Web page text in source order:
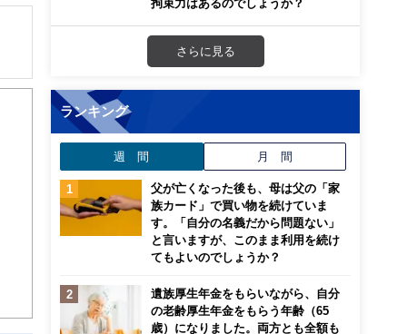
き
拘束力はあるのでしょうか？
さらに見る
ランキング
週 間 月 間
父が亡くなった後も、母は父の「家
族カード」で買い物を続けていま
す。「自分の名義だから問題ない」
と言いますが、このまま利用を続け
てもよいのでしょうか？
遺族厚生年金をもらいながら、自分
の老齢厚生年金をもらう年齢（65
歳）になりました。両方とも全額も